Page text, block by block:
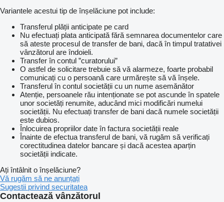
Variantele acestui tip de înșelăciune pot include:
Transferul plății anticipate pe card
Nu efectuați plata anticipată fără semnarea documentelor care
să ateste procesul de transfer de bani, dacă în timpul tratativei
vânzătorul are îndoieli.
Transfer în contul ”curatorului”
O astfel de solicitare trebuie să vă alarmeze, foarte probabil
comunicați cu o persoană care urmărește să vă înșele.
Transferul în contul societății cu un nume asemănător
Atenție, persoanele rău intenționate se pot ascunde în spatele
unor societăți renumite, aducând mici modificări numelui
societății. Nu efectuați transfer de bani dacă numele societății
este dubios.
Înlocuirea propriilor date în factura societății reale
Înainte de efectua transferul de bani, vă rugăm să verificați
corectitudinea datelor bancare și dacă acestea aparțin
societății indicate.
Ați întâlnit o înșelăciune?
Vă rugăm să ne anunțați
Sugestii privind securitatea
Contactează vânzătorul